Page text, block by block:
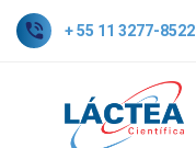
+ 55 11 3277-8522